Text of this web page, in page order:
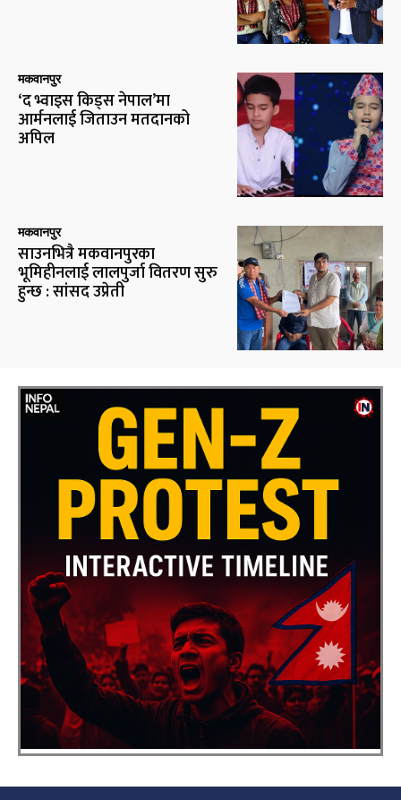
मकवानपुर
‘द भ्वाइस किड्स नेपाल’मा
आर्मनलाई जिताउन मतदानको
अपिल
मकवानपुर
साउनभित्रै मकवानपुरका
भूमिहीनलाई लालपुर्जा वितरण सुरु
हुन्छ : सांसद उप्रेती